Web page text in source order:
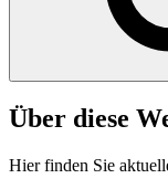
Über diese
Hier finden Sie